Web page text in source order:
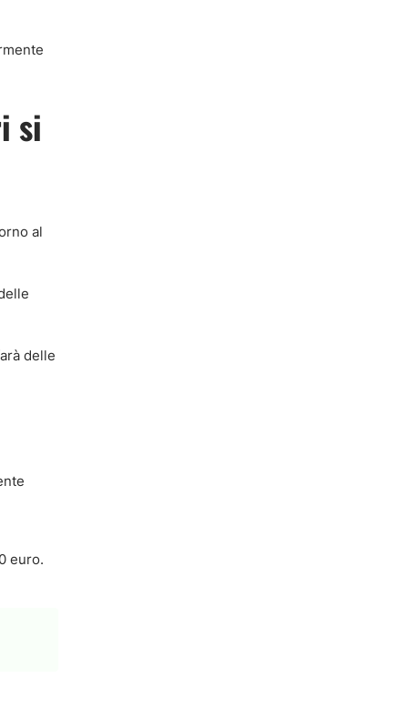
si
al
delle
euro.